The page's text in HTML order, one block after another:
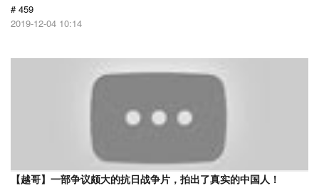
# 459
2019-12-04 10:14
【越哥】一部争议颇大的抗日战争片，拍出了真实的中国人！